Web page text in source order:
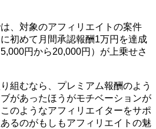
、対象のアフィリエイトの案件
初めて月間承認報酬1万円を達成
円から20,000円）が上乗せさ
組むなら、プレミアム報酬のよう
があったほうがモチベーションが
のようなアフィリエイターをサポ
るのがもしもアフィリエイトの魅